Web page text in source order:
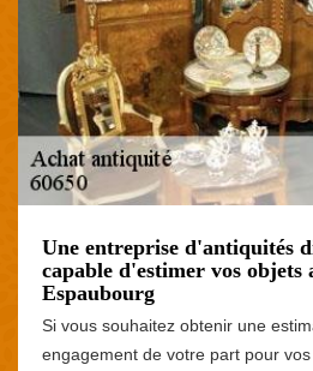
Une entreprise d'antiquités
capable d'estimer vos objets
Espaubourg
Si vous souhaitez obtenir une
engagement de votre part pour